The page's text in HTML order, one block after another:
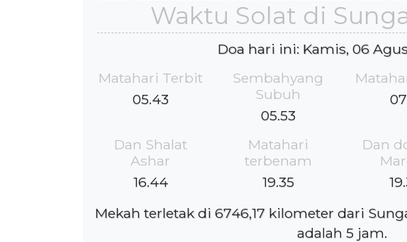
Waktu Solat di
Doa hari ini: Kamis, 06
Matahari Terbit
05.43
Sembahyang
Subuh
05.53
Dan Shalat
Ashar
16.44
Matahari
terbenam
19.35
Dan
Mekah terletak di 6746,17 kilometer dari
adalah 5 jam.